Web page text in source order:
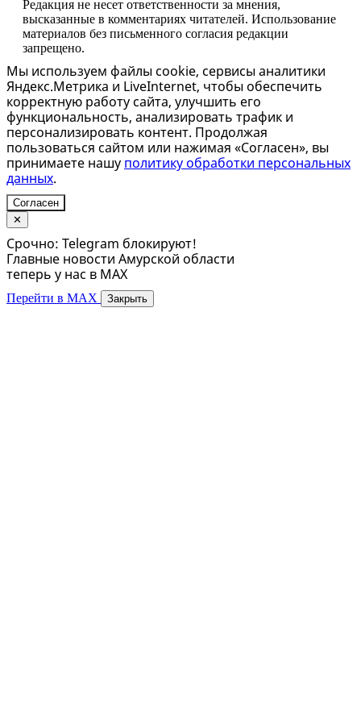
Редакция не несет ответственности за мнения,
высказанные в комментариях читателей. Использование
материалов без письменного согласия редакции
запрещено.
Мы используем файлы cookie, сервисы аналитики
Яндекс.Метрика и LiveInternet, чтобы обеспечить
корректную работу сайта, улучшить его
функциональность, анализировать трафик и
персонализировать контент. Продолжая
пользоваться сайтом или нажимая «Согласен», вы
принимаете нашу политику обработки персональных
данных.
Согласен
✕
Срочно: Telegram блокируют!
Главные новости Амурской области
теперь у нас в MAX
Перейти в MAX Закрыть